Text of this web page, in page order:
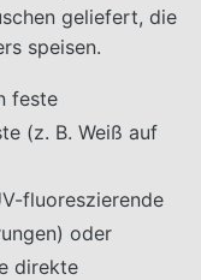
geliefert, die
speisen.
feste
(z. B. Weiß auf
fluoreszierende
oder
direkte